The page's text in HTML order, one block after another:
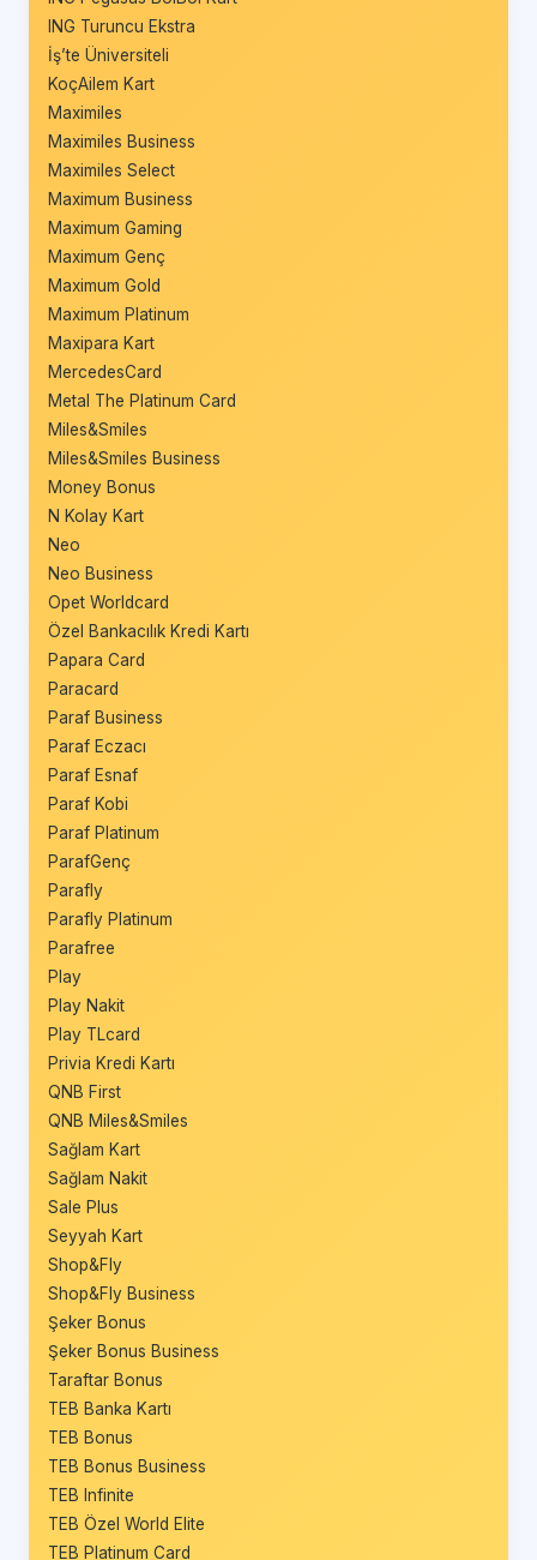
ING Turuncu Ekstra
İş’te Üniversiteli
KoçAilem Kart
Maximiles
Maximiles Business
Maximiles Select
Maximum Business
Maximum Gaming
Maximum Genç
Maximum Gold
Maximum Platinum
Maxipara Kart
MercedesCard
Metal The Platinum Card
Miles&Smiles
Miles&Smiles Business
Money Bonus
N Kolay Kart
Neo
Neo Business
Opet Worldcard
Özel Bankacılık Kredi Kartı
Papara Card
Paracard
Paraf Business
Paraf Eczacı
Paraf Esnaf
Paraf Kobi
Paraf Platinum
ParafGenç
Parafly
Parafly Platinum
Parafree
Play
Play Nakit
Play TLcard
Privia Kredi Kartı
QNB First
QNB Miles&Smiles
Sağlam Kart
Sağlam Nakit
Sale Plus
Seyyah Kart
Shop&Fly
Shop&Fly Business
Şeker Bonus
Şeker Bonus Business
Taraftar Bonus
TEB Banka Kartı
TEB Bonus
TEB Bonus Business
TEB Infinite
TEB Özel World Elite
TEB Platinum Card